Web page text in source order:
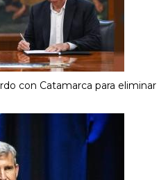
con Catamarca para eliminar